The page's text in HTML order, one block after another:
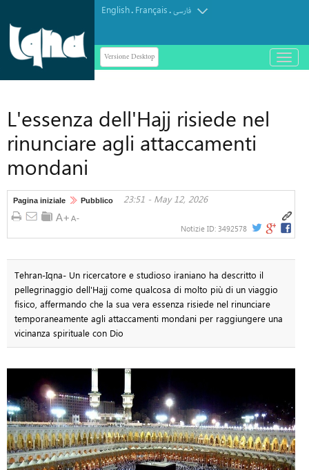
English. Français.فارسی
Versione Desktop
باز
و
L'essenza dell'Hajj risiede nel
rinunciare agli attaccamenti
mondani
Pagina iniziale Pubblico 23:51 - May 12, 2026
Notizie ID: 3492578
Tehran-Iqna- Un ricercatore e studioso iraniano ha descritto il
pellegrinaggio dell'Hajj come qualcosa di molto più di un viaggio
fisico, affermando che la sua vera essenza risiede nel rinunciare
temporaneamente agli attaccamenti mondani per raggiungere una
vicinanza spirituale con Dio